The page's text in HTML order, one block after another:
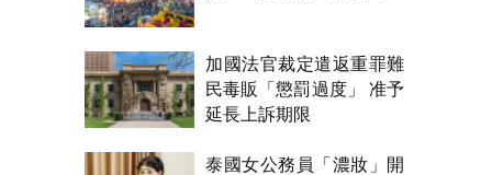
加國法官裁定遣返重罪難
民毒販「懲罰過度」 准予
延長上訴期限
泰國女公務員「濃妝」開